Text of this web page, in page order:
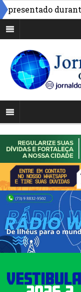
durante